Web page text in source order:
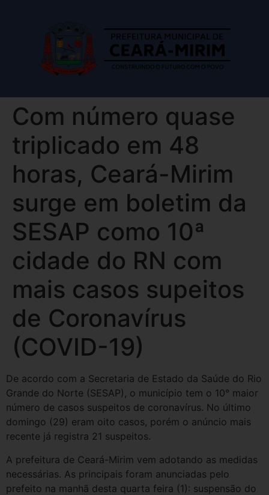
Com número quase
triplicado em 48
horas, Ceará-Mirim
surge em boletim da
SESAP como 10ª
cidade do RN com
mais casos supeitos
de Coronavírus
(COVID-19)
De acordo com a Secretaria de Estado da Saúde do Rio
Grande do Norte (SESAP), o município tem o 10° maior
número de casos suspeitos de coronavírus. No último
domingo (29) eram oito casos, porém o anúncio mais
recente já registra 21 suspeitos.
A prefeitura de Ceará-Mirim vem adotando as medidas
necessárias. As principais foram anunciadas pelo
prefeito na manhã desta quarta feira (1): suspensão do